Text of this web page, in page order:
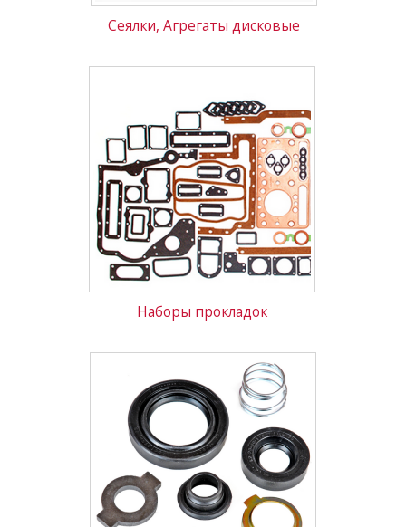
Сеялки, Агрегаты дисковые
Наборы прокладок